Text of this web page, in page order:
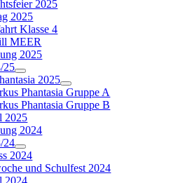
2025
2025
Klasse 4
MEER
2025
25
2025
Phantasia Gruppe A
Phantasia Gruppe B
2025
2024
24
2024
und Schulfest 2024
2024